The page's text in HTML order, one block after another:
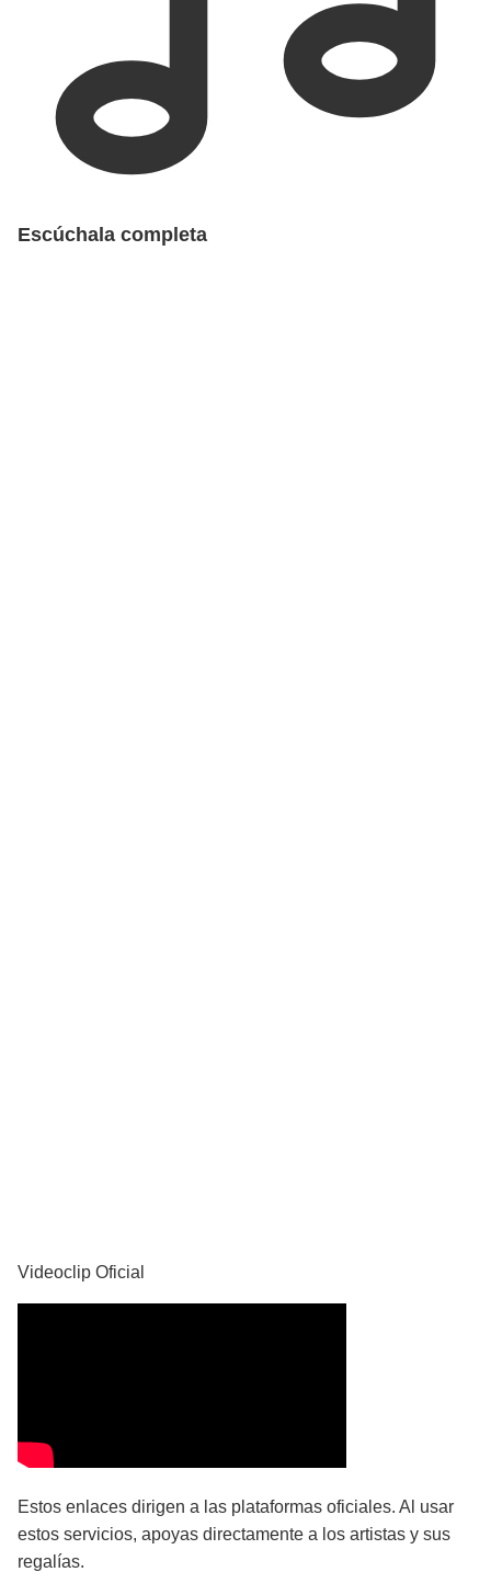
Escúchala completa
Videoclip Oficial
Estos enlaces dirigen a las plataformas oficiales. Al usar
estos servicios, apoyas directamente a los artistas y sus
regalías.